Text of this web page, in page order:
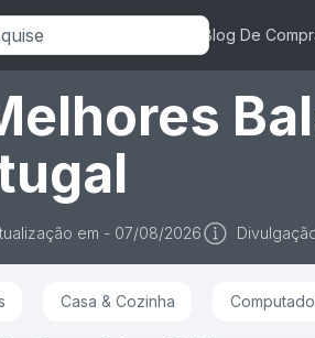
Blog De
em - 07/08/2026
Casa & Cozinha